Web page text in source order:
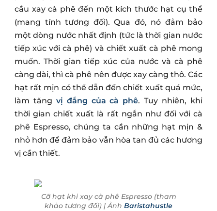
cầu xay cà phê đến một kích thước hạt cụ thể
(mang tính tương đối). Qua đó, nó đảm bảo
một dòng nước nhất định (tức là thời gian nước
tiếp xúc với cà phê) và chiết xuất cà phê mong
muốn. Thời gian tiếp xúc của nước và cà phê
càng dài, thì cà phê nên được xay càng thô. Các
hạt rất mịn có thể dẫn đến chiết xuất quá mức,
làm tăng vị đắng của cà phê. Tuy nhiên, khi
thời gian chiết xuất là rất ngắn như đối với cà
phê Espresso, chúng ta cần những hạt mịn &
nhỏ hơn để đảm bảo vẫn hòa tan đủ các hương
vị cần thiết.
Cỡ hạt khi xay cà phê Espresso (tham
khảo tương đối) | Ảnh Baristahustle